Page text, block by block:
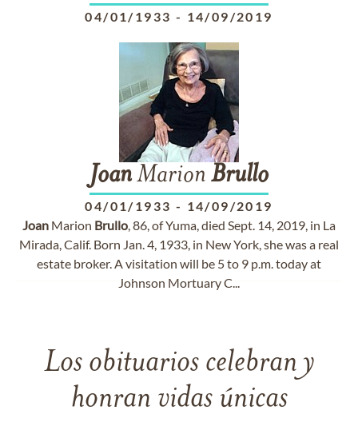
04/01/1933 - 14/09/2019
JoanMarion Brullo
04/01/1933 - 14/09/2019
Joan Marion Brullo, 86, of Yuma, died Sept. 14, 2019, in La
Mirada, Calif. Born Jan. 4, 1933, in New York, she was a real
estate broker. A visitation will be 5 to 9 p.m. today at
Johnson Mortuary C...
Los obituarios celebran y
honran vidas únicas